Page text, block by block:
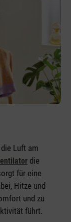
Luft am
die
für eine
Hitze und
und zu
führt.